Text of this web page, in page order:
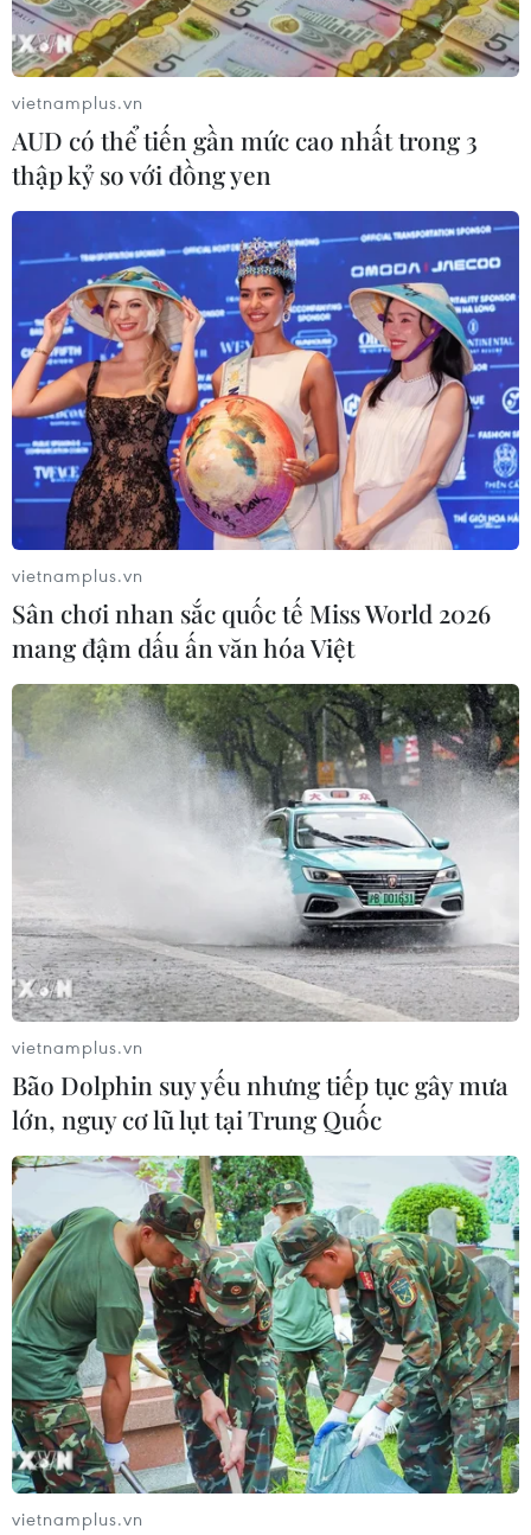
TIN CÙNG CHUYÊN MỤC
Sun PhuQuoc Airways mở rộng đội
tàu bay thân rộng, mục tiêu bay đến
châu Âu
vietnamplus.vn
AUD có thể tiến gần mức cao nhất trong 3
thập kỷ so với đồng yen
vietnamplus.vn
Sân chơi nhan sắc quốc tế Miss World 2026
mang đậm dấu ấn văn hóa Việt
vietnamplus.vn
Bão Dolphin suy yếu nhưng tiếp tục gây mưa
lớn, nguy cơ lũ lụt tại Trung Quốc
vietnamplus.vn